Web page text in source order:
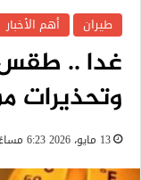
طيران أهم الأخبار
غدا .. طقس
وتحذيرات
13 مايو، 2026 6:23 مساءً